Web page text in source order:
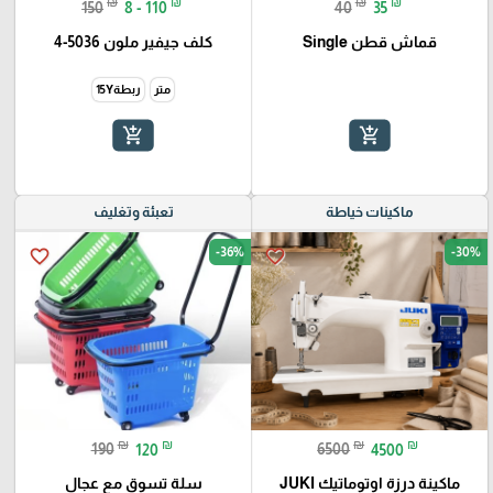
40 35
قماش قطن Single
add_shopping_cart
150 8 - 110
كلف جيفير ملون 5036-4
متر ربطة15Y
add_shopping_cart
ماكينات خياطة
favorite_border -30%
6500 ₪ 4500 ₪
ماكينة درزة اوتوماتيك JUKI
تعبئة وتغليف
favorite_border -36%
190 ₪ 120 ₪
سلة تسوق مع عجال